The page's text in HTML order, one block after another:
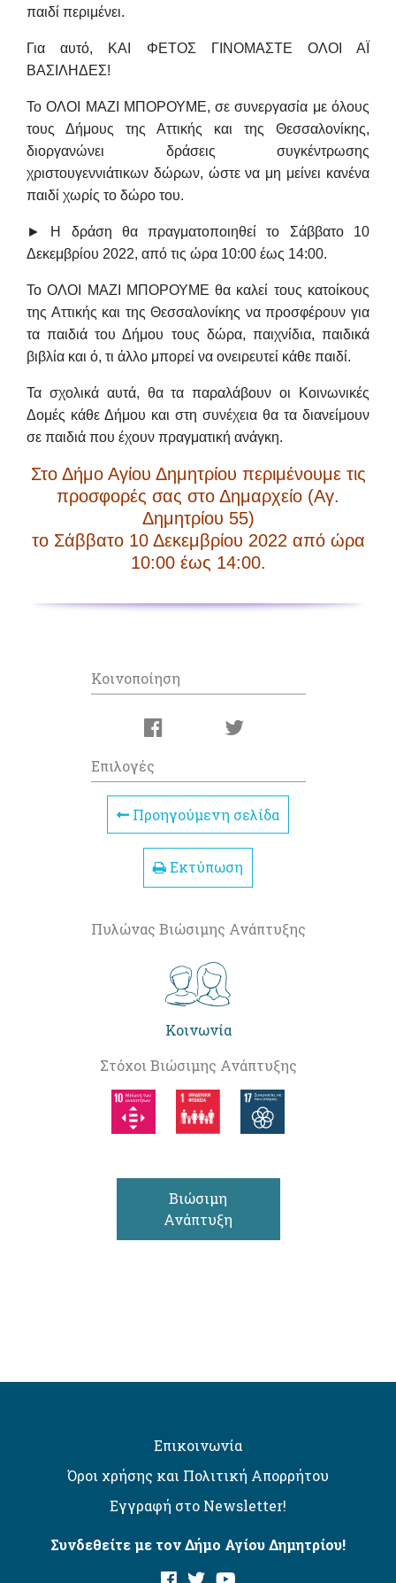
παιδί περιμένει.
Για αυτό, ΚΑΙ ΦΕΤΟΣ ΓΙΝΟΜΑΣΤΕ ΟΛΟΙ ΑΪ
ΒΑΣΙΛΗΔΕΣ!
Το ΟΛΟΙ ΜΑΖΙ ΜΠΟΡΟΥΜΕ, σε συνεργασία με όλους
τους Δήμους της Αττικής και της Θεσσαλονίκης,
διοργανώνει δράσεις συγκέντρωσης
χριστουγεννιάτικων δώρων, ώστε να μη μείνει κανένα
παιδί χωρίς το δώρο του.
►
Η δράση θα πραγματοποιηθεί το Σάββατο 10
Δεκεμβρίου 2022, από τις ώρα 10:00 έως 14:00.
Το ΟΛΟΙ ΜΑΖΙ ΜΠΟΡΟΥΜΕ θα καλεί τους κατοίκους
της Αττικής και της Θεσσαλονίκης να προσφέρουν για
τα παιδιά του Δήμου τους δώρα, παιχνίδια, παιδικά
βιβλία και ό, τι άλλο μπορεί να ονειρευτεί κάθε παιδί.
Τα σχολικά αυτά, θα τα παραλάβουν οι Κοινωνικές
Δομές κάθε Δήμου και στη συνέχεια θα τα διανείμουν
σε παιδιά που έχουν πραγματική ανάγκη.
Στο Δήμο Αγίου Δημητρίου περιμένουμε τις
προσφορές σας στο Δημαρχείο (Αγ.
Δημητρίου 55)
τοΣάββατο 10 Δεκεμβρίου 2022 από ώρα
10:00 έως 14:00.
Κοινοποίηση
Επιλογές
Προηγούμενη σελίδα
Εκτύπωση
Πυλώνας Βιώσιμης Ανάπτυξης
Κοινωνία
Στόχοι Βιώσιμης Ανάπτυξης
Βιώσιμη
Ανάπτυξη
Επικοινωνία
Όροι χρήσης και Πολιτική Απορρήτου
Εγγραφή στο Newsletter!
Συνδεθείτε με τον Δήμο Αγίου Δημητρίου!